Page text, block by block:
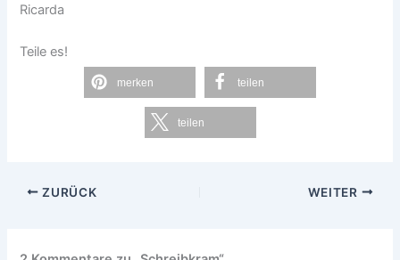
Ricarda
Teile es!
merken teilen
teilen
ZURÜCK WEITER